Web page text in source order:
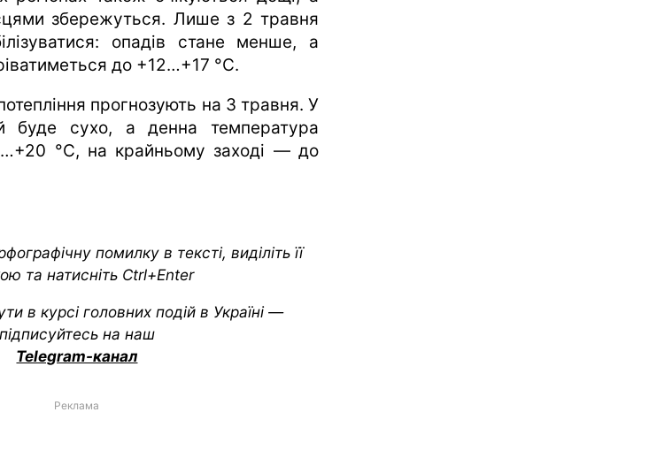
збережуться. Лише з 2 травня
опадів стане менше, а
до +12…+17 °C.
прогнозують на 3 травня. У
буде сухо, а денна температура
°C, на крайньому заході — до
помилку в тексті, виділіть її
та натисніть Ctrl+Enter
в курсі головних подій в Україні —
підписуйтесь на наш
Telegram-канал
Реклама